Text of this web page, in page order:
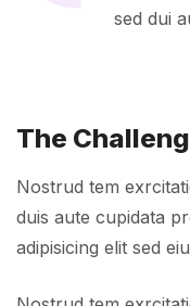
sed dui
The
Nostrud tem
duis aute cupidata
adipisicing elit sed